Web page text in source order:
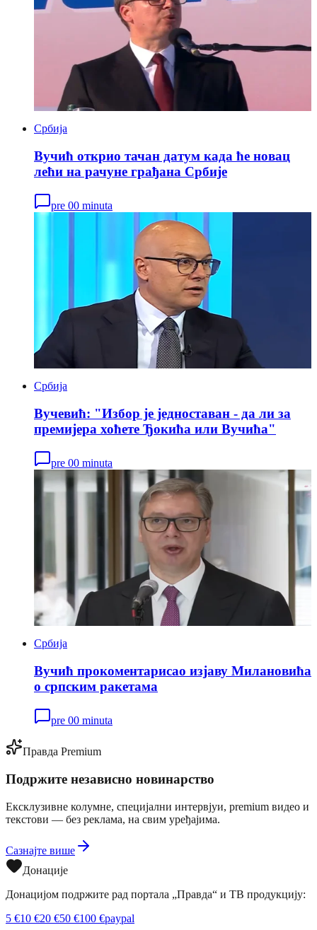
Србија
Вучић открио тачан датум када ће новац
лећи на рачуне грађана Србије
pre 00 minuta
Србија
Вучевић: "Избор је једноставан - да ли за
премијера хоћете Ђокића или Вучића"
pre 00 minuta
Србија
Вучић прокоментарисао изјаву Милановића
о српским ракетама
pre 00 minuta
Правда Premium
Подржите независно новинарство
Ексклузивне колумне, специјални интервјуи, premium видео и
текстови — без реклама, на свим уређајима.
Сазнајте више
Донације
Донацијом подржите рад портала „Правда“ и ТВ продукцију:
5 €10 €20 €50 €100 €paypal